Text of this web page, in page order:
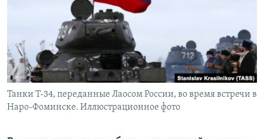
КРЫМ.НЕПОКОРЕННЫЙ
УКРАИНСКАЯ ПРОБЛЕМА КРЫМА
Все сайты RFE/RL
Танки Т-34, переданные Лаосом России, во время встречи в
Наро-Фоминске. Иллюстрационное фото